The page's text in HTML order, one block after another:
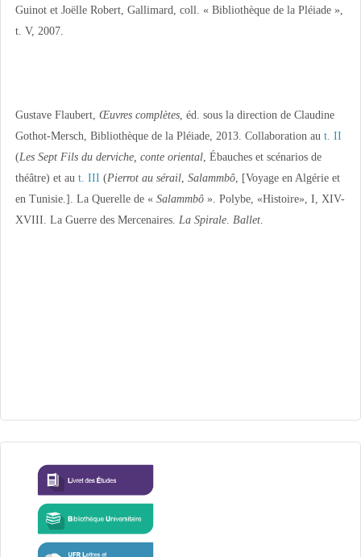
Guinot et Joëlle Robert, Gallimard, coll. « Bibliothèque de la Pléiade »,
t. V, 2007.
Gustave Flaubert, Œuvres complètes, éd. sous la direction de Claudine
Gothot-Mersch, Bibliothèque de la Pléiade, 2013. Collaboration au t. II
(Les Sept Fils du derviche, conte oriental, Ébauches et scénarios de
théâtre) et au t. III (Pierrot au sérail, Salammbô, [Voyage en Algérie et
en Tunisie.]. La Querelle de « Salammbô». Polybe, «Histoire», I, XIV-
XVIII. La Guerre des Mercenaires. La Spirale. Ballet.